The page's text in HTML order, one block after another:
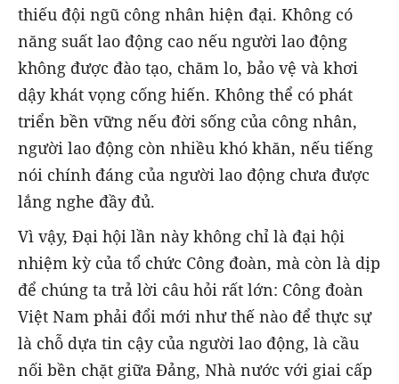
thiếu đội ngũ công nhân hiện đại. Không có
năng suất lao động cao nếu người lao động
không được đào tạo, chăm lo, bảo vệ và khơi
dậy khát vọng cống hiến. Không thể có phát
triển bền vững nếu đời sống của công nhân,
người lao động còn nhiều khó khăn, nếu tiếng
nói chính đáng của người lao động chưa được
lắng nghe đầy đủ.
Vì vậy, Đại hội lần này không chỉ là đại hội
nhiệm kỳ của tổ chức Công đoàn, mà còn là dịp
để chúng ta trả lời câu hỏi rất lớn: Công đoàn
Việt Nam phải đổi mới như thế nào để thực sự
là chỗ dựa tin cậy của người lao động, là cầu
nối bền chặt giữa Đảng, Nhà nước với giai cấp